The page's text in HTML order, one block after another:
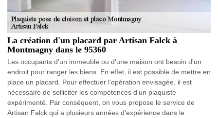
La création d'un placard par Artisan Falck à
Montmagny dans le 95360
Les occupants d'un immeuble ou d'une maison ont besoin d'un
endroit pour ranger les biens. En effet, il est possible de mettre en
place un placard. Pour effectuer l'opération envisagée, il est
nécessaire de solliciter les compétences d'un plaquiste
expérimenté. Par conséquent, on vous propose le service de
Artisan Falck qui a plusieurs années d'expérience dans le